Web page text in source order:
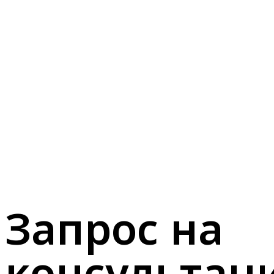
Запрос на